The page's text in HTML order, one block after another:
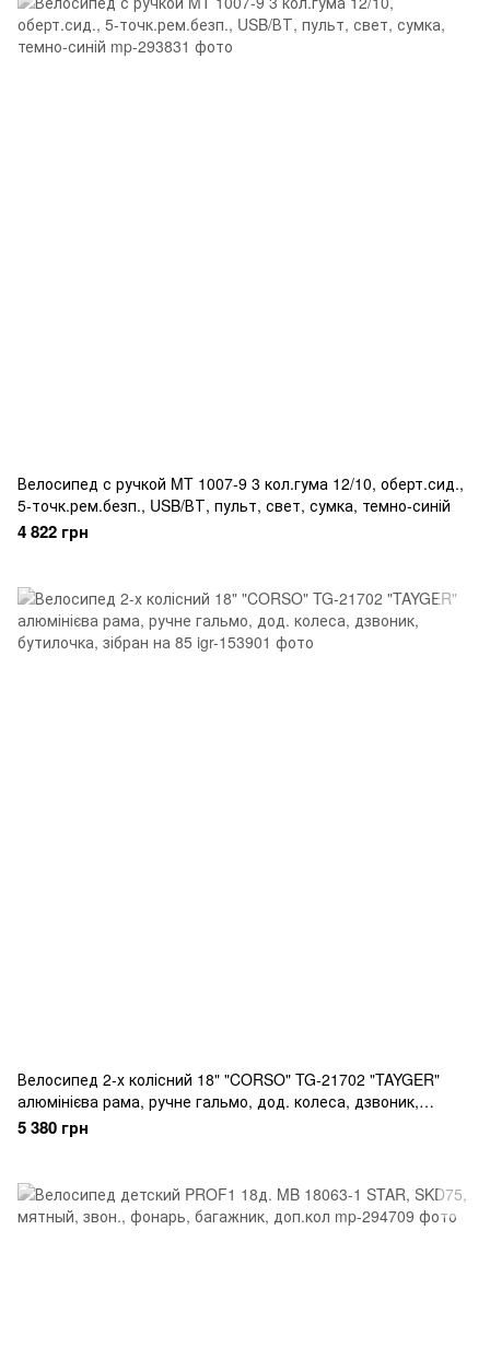
Велосипед с ручкой MT 1007-9 3 кол.гума 12/10, оберт.сид.,
5-точк.рем.безп., USB/ВТ, пульт, свет, сумка, темно-синій
4 822 грн
Велосипед 2-х колісний 18" "CORSO" TG-21702 "TAYGER"
алюмінієва рама, ручне гальмо, дод. колеса, дзвоник,
бутилочка, зібран на 85
5 380 грн